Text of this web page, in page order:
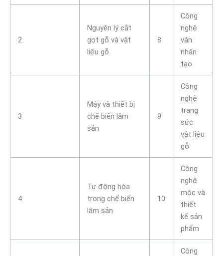
2
Nguyên lý cắt
gọt gỗ và vật
liệu gỗ
8
Công
nghệ
ván
nhân
tạo
3
Máy và thiết bị
chế biến lâm
sản
9
Công
nghệ
trang
sức
vật liệu
gỗ
4
Tự động hóa
trong chế biến
lâm sản
10
Công
nghệ
mộc và
thiết
kế sản
phẩm
Công